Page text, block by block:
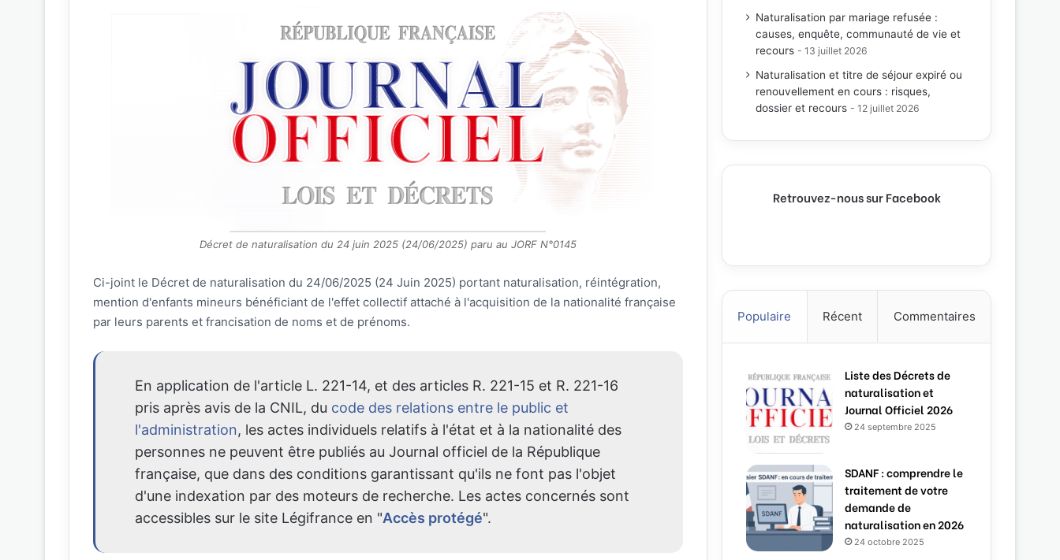
Décret de naturalisation du 24 juin 2025 (24/06/2025) paru au JORF N°0145
Ci-joint le Décret de naturalisation du 24/06/2025 (24 Juin 2025) portant naturalisation, réintégration,
mention d'enfants mineurs bénéficiant de l'effet collectif attaché à l'acquisition de la nationalité française
par leurs parents et francisation de noms et de prénoms.
En application de l'article L. 221-14, et des articles R. 221-15 et R. 221-16
pris après avis de la CNIL, du code des relations entre le public et
l'administration, les actes individuels relatifs à l'état et à la nationalité des
personnes ne peuvent être publiés au Journal officiel de la République
française, que dans des conditions garantissant qu'ils ne font pas l'objet
d'une indexation par des moteurs de recherche. Les actes concernés sont
accessibles sur le site Légifrance en "Accès protégé".
Naturalisation par mariage refusée :
causes, enquête, communauté de vie et
recours
13 juillet 2026
Naturalisation et titre de séjour expiré ou
renouvellement en cours : risques,
dossier et recours
12 juillet 2026
Retrouvez-nous sur Facebook
Populaire Récent Commentaires
Liste des Décrets de
naturalisation et
Journal Officiel 2026
24 septembre 2025
SDANF : comprendre le
traitement de votre
demande de
naturalisation en 2026
24 octobre 2025